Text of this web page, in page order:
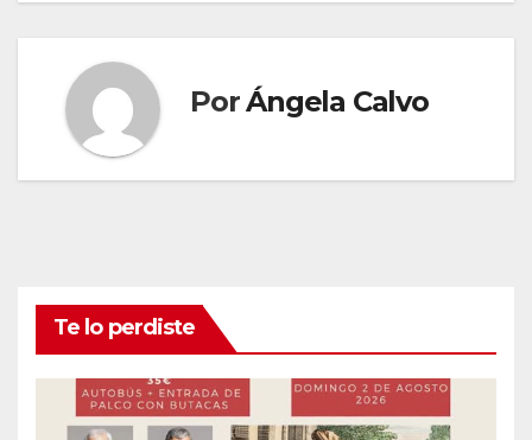
PorÁngela Calvo
Te lo perdiste